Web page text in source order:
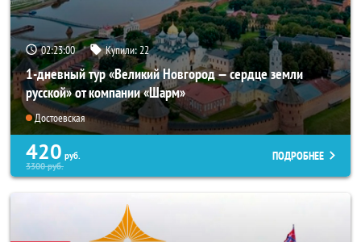
02:22:59 Купили: 22
1-дневный тур «Великий Новгород — сердце земли
русской» от компании «Шарм»
Достоевская
420 руб.
3300руб.
ПОДРОБНЕЕ